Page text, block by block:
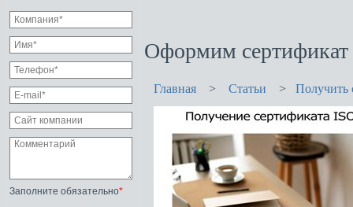
Заполните обязательно*
Оформим сертификат
Главная > Статьи > Получить